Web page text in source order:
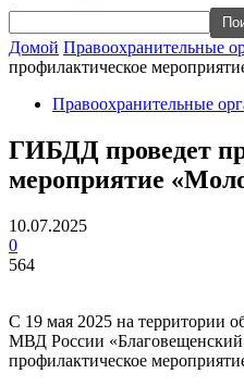
Домой Правоохранительные
профилактическое
Правоохранительные
ГИБДД проведет
мероприятие
10.07.2025
0
564
С 19 мая 2025 на
МВД России
профилактическое